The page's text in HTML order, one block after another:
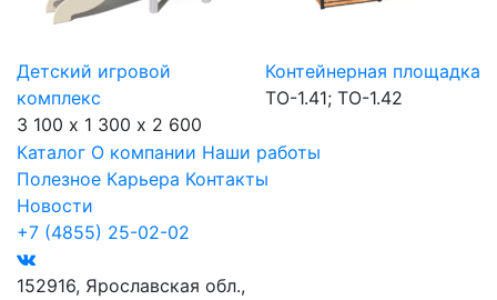
Детский игровой
комплекс
3 100 х 1 300 х 2 600
Контейнерная площадка
ТО-1.41; ТО-1.42
Каталог О компании Наши работы
Полезное Карьера Контакты
Новости
+7 (4855) 25-02-02
152916, Ярославская обл.,